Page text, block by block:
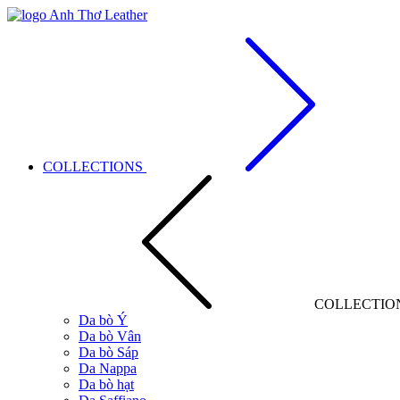
COLLECTIONS
Da bò Ý
Da bò Vân
Da bò Sáp
Da Nappa
Da bò hạt